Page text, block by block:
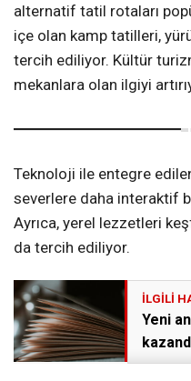
alternatif tatil rotaları
içe olan kamp tatilleri,
tercih ediliyor. Kültür
mekanlara olan ilgiyi
Teknoloji ile entegre
severlere daha interaktif
Ayrıca, yerel lezzetleri
da tercih ediliyor.
Yeni